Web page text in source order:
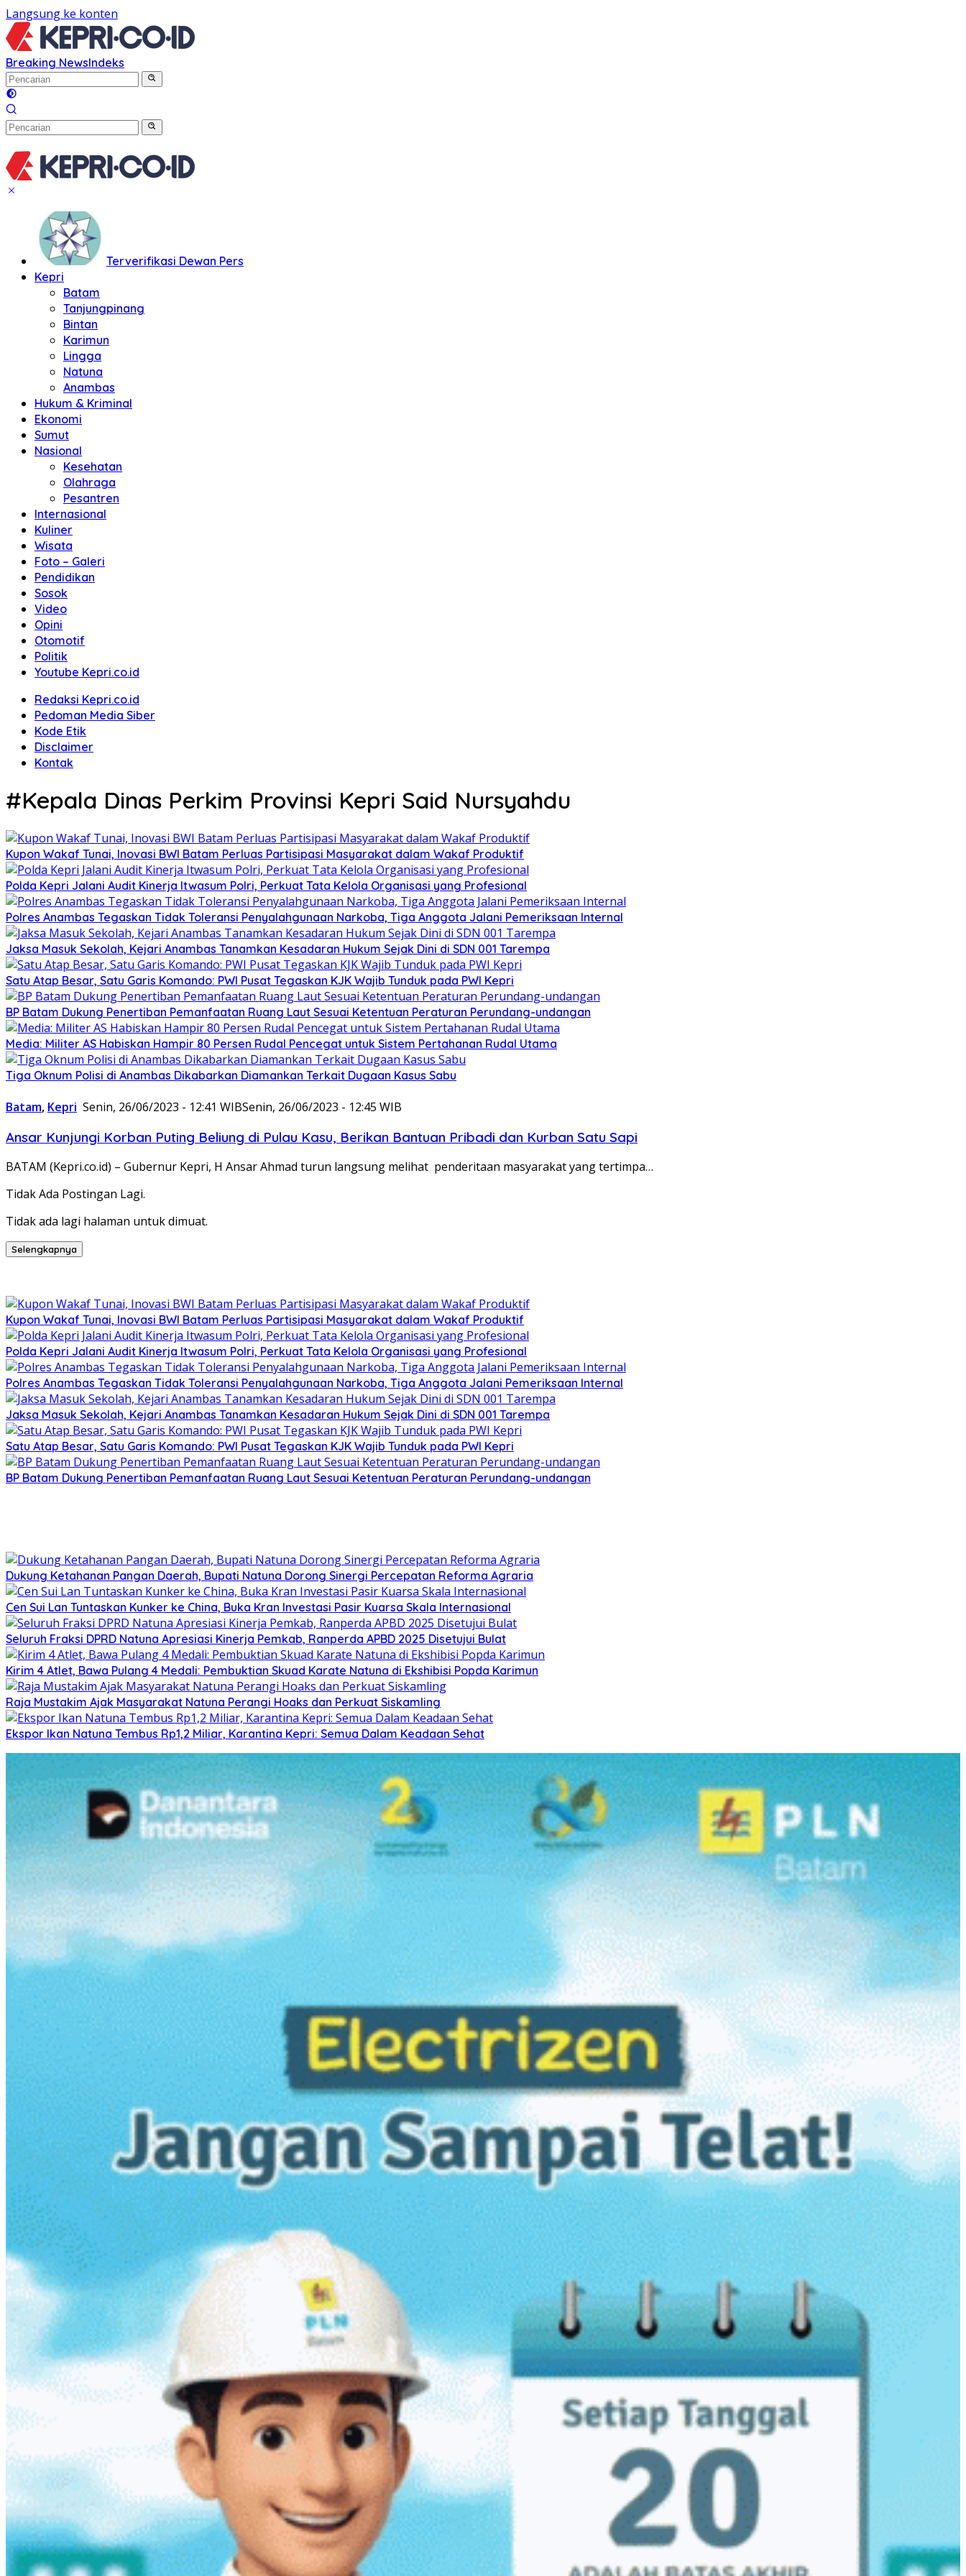
Langsung ke konten
Breaking NewsIndeks
Terverifikasi Dewan Pers
Kepri
Batam
Tanjungpinang
Bintan
Karimun
Lingga
Natuna
Anambas
Hukum & Kriminal
Ekonomi
Sumut
Nasional
Kesehatan
Olahraga
Pesantren
Internasional
Kuliner
Wisata
Foto – Galeri
Pendidikan
Sosok
Video
Opini
Otomotif
Politik
Youtube Kepri.co.id
Redaksi Kepri.co.id
Pedoman Media Siber
Kode Etik
Disclaimer
Kontak
#Kepala Dinas Perkim Provinsi Kepri Said Nursyahdu
Kupon Wakaf Tunai, Inovasi BWI Batam Perluas Partisipasi Masyarakat dalam Wakaf Produktif
Polda Kepri Jalani Audit Kinerja Itwasum Polri, Perkuat Tata Kelola Organisasi yang Profesional
Polres Anambas Tegaskan Tidak Toleransi Penyalahgunaan Narkoba, Tiga Anggota Jalani Pemeriksaan Internal
Jaksa Masuk Sekolah, Kejari Anambas Tanamkan Kesadaran Hukum Sejak Dini di SDN 001 Tarempa
Satu Atap Besar, Satu Garis Komando: PWI Pusat Tegaskan KJK Wajib Tunduk pada PWI Kepri
BP Batam Dukung Penertiban Pemanfaatan Ruang Laut Sesuai Ketentuan Peraturan Perundang-undangan
Media: Militer AS Habiskan Hampir 80 Persen Rudal Pencegat untuk Sistem Pertahanan Rudal Utama
Tiga Oknum Polisi di Anambas Dikabarkan Diamankan Terkait Dugaan Kasus Sabu
Batam, Kepri Senin, 26/06/2023 - 12:41 WIBSenin, 26/06/2023 - 12:45 WIB
Ansar Kunjungi Korban Puting Beliung di Pulau Kasu, Berikan Bantuan Pribadi dan Kurban Satu Sapi
BATAM (Kepri.co.id) – Gubernur Kepri, H Ansar Ahmad turun langsung melihat penderitaan masyarakat yang tertimpa…
Tidak Ada Postingan Lagi.
Tidak ada lagi halaman untuk dimuat.
Selengkapnya
Kupon Wakaf Tunai, Inovasi BWI Batam Perluas Partisipasi Masyarakat dalam Wakaf Produktif
Polda Kepri Jalani Audit Kinerja Itwasum Polri, Perkuat Tata Kelola Organisasi yang Profesional
Polres Anambas Tegaskan Tidak Toleransi Penyalahgunaan Narkoba, Tiga Anggota Jalani Pemeriksaan Internal
Jaksa Masuk Sekolah, Kejari Anambas Tanamkan Kesadaran Hukum Sejak Dini di SDN 001 Tarempa
Satu Atap Besar, Satu Garis Komando: PWI Pusat Tegaskan KJK Wajib Tunduk pada PWI Kepri
BP Batam Dukung Penertiban Pemanfaatan Ruang Laut Sesuai Ketentuan Peraturan Perundang-undangan
Dukung Ketahanan Pangan Daerah, Bupati Natuna Dorong Sinergi Percepatan Reforma Agraria
Cen Sui Lan Tuntaskan Kunker ke China, Buka Kran Investasi Pasir Kuarsa Skala Internasional
Seluruh Fraksi DPRD Natuna Apresiasi Kinerja Pemkab, Ranperda APBD 2025 Disetujui Bulat
Kirim 4 Atlet, Bawa Pulang 4 Medali: Pembuktian Skuad Karate Natuna di Ekshibisi Popda Karimun
Raja Mustakim Ajak Masyarakat Natuna Perangi Hoaks dan Perkuat Siskamling
Ekspor Ikan Natuna Tembus Rp1,2 Miliar, Karantina Kepri: Semua Dalam Keadaan Sehat